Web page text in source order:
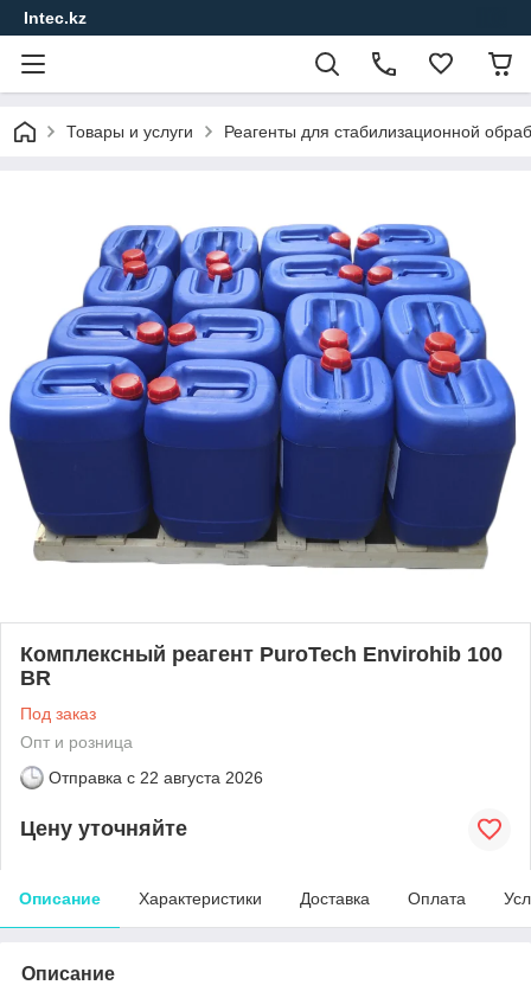
Intec.kz
Товары и услуги Реагенты для стабилизационной
Комплексный реагент PuroTech Envirohib 100
BR
Под заказ
Опт и розница
Отправка с 22 августа 2026
Цену уточняйте
Описание Характеристики Доставка Оплата
Описание